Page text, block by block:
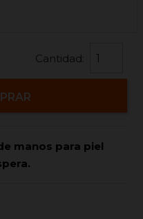
Cantidad:
manos para piel